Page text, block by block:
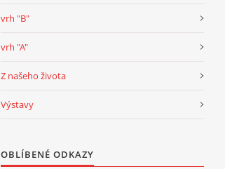
vrh "B"
vrh "A"
Z našeho života
Výstavy
OBLÍBENÉ ODKAZY